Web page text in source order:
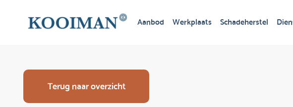
Aanbod Werkplaats Schadeherstel
Terug naar overzicht